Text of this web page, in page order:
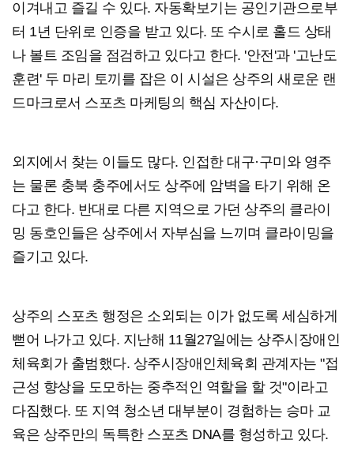
이겨내고 즐길 수 있다. 자동확보기는 공인기관으로부
터 1년 단위로 인증을 받고 있다. 또 수시로 홀드 상태
나 볼트 조임을 점검하고 있다고 한다. '안전'과 '고난도
훈련' 두 마리 토끼를 잡은 이 시설은 상주의 새로운 랜
드마크로서 스포츠 마케팅의 핵심 자산이다.
외지에서 찾는 이들도 많다. 인접한 대구·구미와 영주
는 물론 충북 충주에서도 상주에 암벽을 타기 위해 온
다고 한다. 반대로 다른 지역으로 가던 상주의 클라이
밍 동호인들은 상주에서 자부심을 느끼며 클라이밍을
즐기고 있다.
상주의 스포츠 행정은 소외되는 이가 없도록 세심하게
뻗어 나가고 있다. 지난해 11월27일에는 상주시장애인
체육회가 출범했다. 상주시장애인체육회 관계자는 "접
근성 향상을 도모하는 중추적인 역할을 할 것"이라고
다짐했다. 또 지역 청소년 대부분이 경험하는 승마 교
육은 상주만의 독특한 스포츠 DNA를 형성하고 있다.